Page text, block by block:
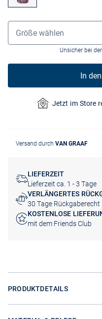
Grössenauswahl
Größe wählen
Unsicher bei
In
Jetzt im Store
Versand durch VAN GRAAF
LIEFERZEIT
Lieferzeit ca. 1 - 3 Tage
VERLÄNGERTES
30 Tage Rückgaberecht
KOSTENLOSE
mit dem Friends Club
PRODUKTDETAILS